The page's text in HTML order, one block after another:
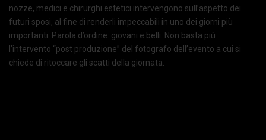
nozze, medici e chirurghi estetici intervengono sull’aspetto dei
futuri sposi, al fine di renderli impeccabili in uno dei giorni più
importanti. Parola d’ordine: giovani e belli. Non basta più
l’intervento “post produzione” del fotografo dell’evento a cui si
chiede di ritoccare gli scatti della giornata.